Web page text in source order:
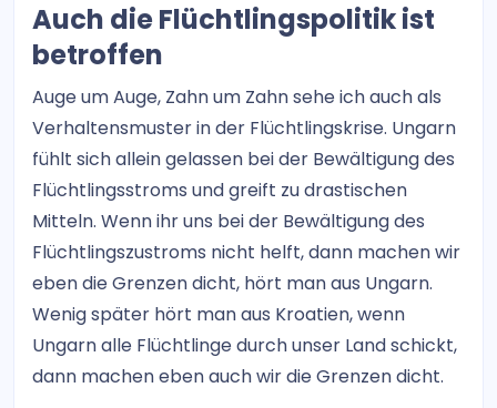
Auch die Flüchtlingspolitik ist
betroffen
Auge um Auge, Zahn um Zahn sehe ich auch als
Verhaltensmuster in der Flüchtlingskrise. Ungarn
fühlt sich allein gelassen bei der Bewältigung des
Flüchtlingsstroms und greift zu drastischen
Mitteln. Wenn ihr uns bei der Bewältigung des
Flüchtlingszustroms nicht helft, dann machen wir
eben die Grenzen dicht, hört man aus Ungarn.
Wenig später hört man aus Kroatien, wenn
Ungarn alle Flüchtlinge durch unser Land schickt,
dann machen eben auch wir die Grenzen dicht.